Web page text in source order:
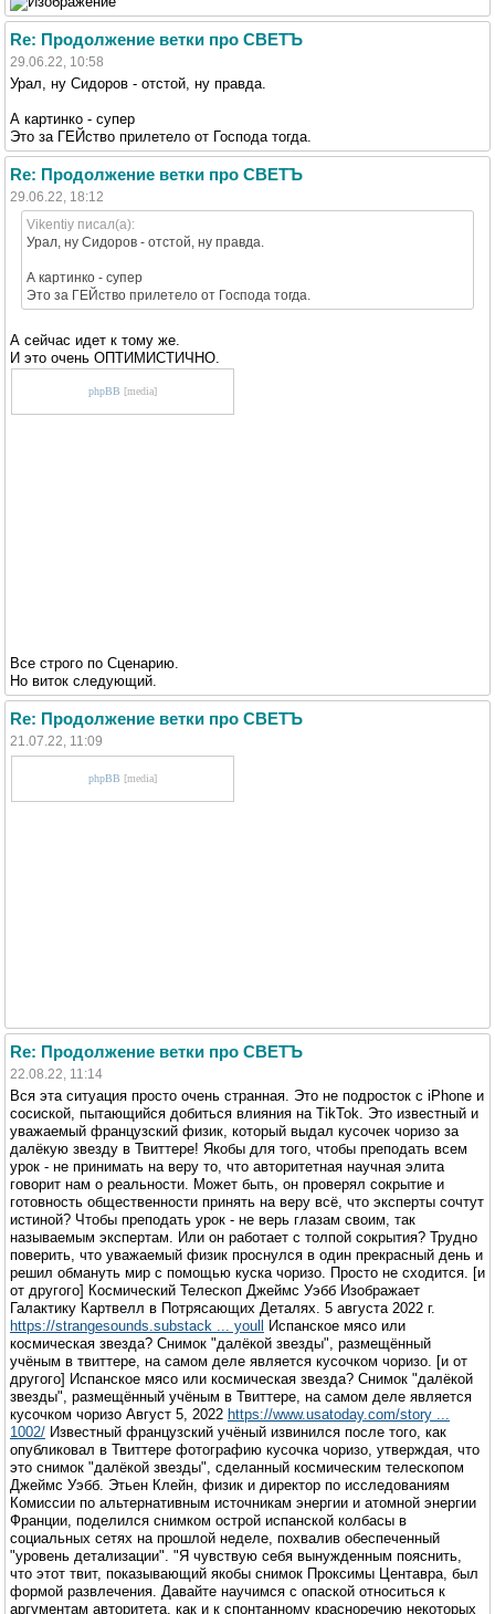
Re: Продолжение ветки про СВЕТЪ
29.06.22, 10:58
Урал, ну Сидоров - отстой, ну правда.
А картинко - супер
Это за ГЕЙство прилетело от Господа тогда.
Re: Продолжение ветки про СВЕТЪ
29.06.22, 18:12
Vikentiy писал(а):
Урал, ну Сидоров - отстой, ну правда.
А картинко - супер
Это за ГЕЙство прилетело от Господа тогда.
А сейчас идет к тому же.
И это очень ОПТИМИСТИЧНО.
phpBB [media]
Все строго по Сценарию.
Но виток следующий.
Re: Продолжение ветки про СВЕТЪ
21.07.22, 11:09
phpBB [media]
Re: Продолжение ветки про СВЕТЪ
22.08.22, 11:14
Вся эта ситуация просто очень странная. Это не подросток с iPhone и
сосиской, пытающийся добиться влияния на TikTok. Это известный и
уважаемый французский физик, который выдал кусочек чоризо за
далёкую звезду в Твиттере! Якобы для того, чтобы преподать всем
урок - не принимать на веру то, что авторитетная научная элита
говорит нам о реальности. Может быть, он проверял сокрытие и
готовность общественности принять на веру всё, что эксперты сочтут
истиной? Чтобы преподать урок - не верь глазам своим, так
называемым экспертам. Или он работает с толпой сокрытия? Трудно
поверить, что уважаемый физик проснулся в один прекрасный день и
решил обмануть мир с помощью куска чоризо. Просто не сходится. [и
от другого] Космический Телескоп Джеймс Уэбб Изображает
Галактику Картвелл в Потрясающих Деталях. 5 августа 2022 г.
https://strangesounds.substack ... youll
Испанское мясо или
космическая звезда? Снимок "далёкой звезды", размещённый
учёным в твиттере, на самом деле является кусочком чоризо. [и от
другого] Испанское мясо или космическая звезда? Снимок "далёкой
звезды", размещённый учёным в Твиттере, на самом деле является
кусочком чоризо Август 5, 2022 https://www.usatoday.com/story ...
1002/ Известный французский учёный извинился после того, как
опубликовал в Твиттере фотографию кусочка чоризо, утверждая, что
это снимок "далёкой звезды", сделанный космическим телескопом
Джеймс Уэбб. Этьен Клейн, физик и директор по исследованиям
Комиссии по альтернативным источникам энергии и атомной энергии
Франции, поделился снимком острой испанской колбасы в
социальных сетях на прошлой неделе, похвалив обеспеченный
"уровень детализации". "Я чувствую себя вынужденным пояснить,
что этот твит, показывающий якобы снимок Проксимы Центавра, был
формой развлечения. Давайте научимся с опаской относиться к
аргументам авторитета, как и к спонтанному красноречию некоторых